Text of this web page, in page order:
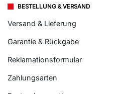
BESTELLUNG & VERSAND
Versand & Lieferung
Garantie & Rückgabe
Reklamationsformular
Zahlungsarten